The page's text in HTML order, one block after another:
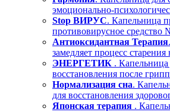
эмоционально-
Stop ВИРУС. Капельница
противовирусное средство
Антиоксидантная Терапия
замедляет процесс
ЭНЕРГЕТИК .
восстановления после
Нормализация сна.
для восстановления
Японская терапия .